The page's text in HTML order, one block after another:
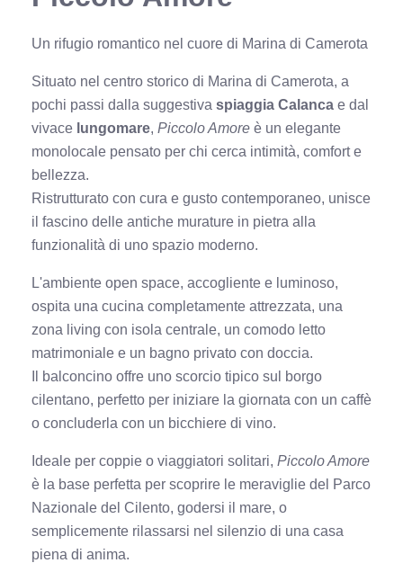
Un rifugio romantico nel cuore di Marina di Camerota
Situato nel centro storico di Marina di Camerota, a
pochi passi dalla suggestiva spiaggia Calanca e dal
vivace lungomare Piccolo Amore è un elegante
monolocale pensato per chi cerca intimità, comfort e
bellezza.
Ristrutturato con cura e gusto contemporaneo, unisce
il fascino delle antiche murature in pietra alla
funzionalità di uno spazio moderno.
L'ambiente open space, accogliente e luminoso,
ospita una cucina completamente attrezzata, una
zona living con isola centrale, un comodo letto
matrimoniale e un bagno privato con doccia.
Il balconcino offre uno scorcio tipico sul borgo
cilentano, perfetto per iniziare la giornata con un caffè
o concluderla con un bicchiere di vino.
Ideale per coppie o viaggiatori solitari, Piccolo Amore
è la base perfetta per scoprire le meraviglie del Parco
Nazionale del Cilento, godersi il mare, o
semplicemente rilassarsi nel silenzio di una casa
piena di anima.